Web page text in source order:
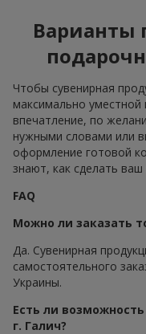
Варианты
Чтобы сувенирная
максимально
впечатление, по
нужными словами или
оформление готовой
знают, как сделать
FAQ
Можно ли заказать
Да. Сувенирная
самостоятельного
Украины.
Есть ли
г. Галич?